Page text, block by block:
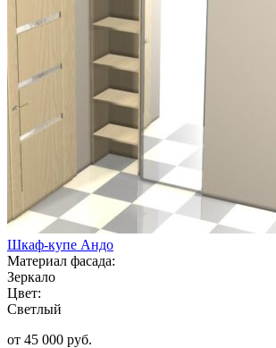
Шкаф-купе Андо
Материал фасада:
Зеркало
Цвет:
Светлый
от 45 000 руб.